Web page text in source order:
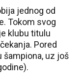
jednog od
Tokom svog
klubu titulu
Pored
šampiona, uz još